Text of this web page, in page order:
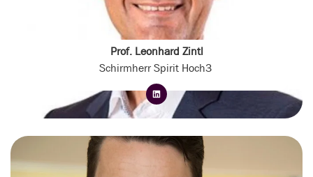
Prof. Leonhard Zintl
Schirmherr Spirit Hoch3